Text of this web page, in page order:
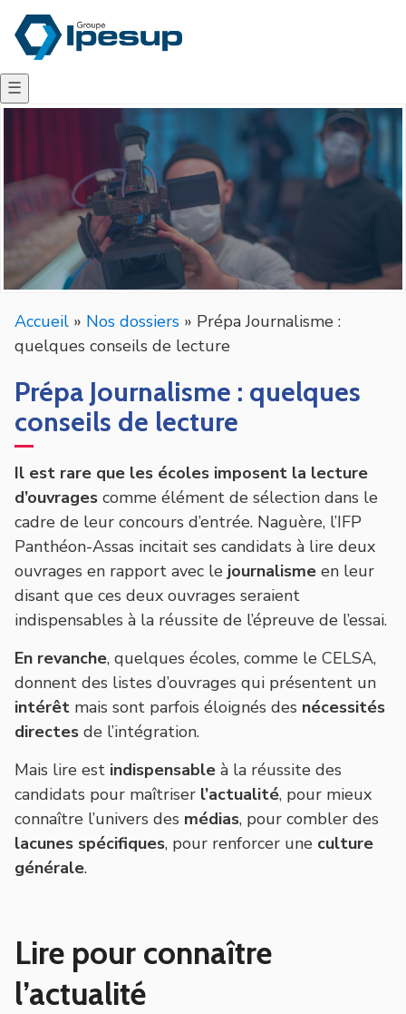
☰
Accueil » Nos dossiers » Prépa Journalisme :
quelques conseils de lecture
Prépa Journalisme : quelques
conseils de lecture
Il est rare que les écoles imposent la lecture
d’ouvrages comme élément de sélection dans le
cadre de leur concours d’entrée. Naguère, l’IFP
Panthéon-Assas incitait ses candidats à lire deux
ouvrages en rapport avec le journalisme en leur
disant que ces deux ouvrages seraient
indispensables à la réussite de l’épreuve de l’essai.
En revanche, quelques écoles, comme le CELSA,
donnent des listes d’ouvrages qui présentent un
intérêt mais sont parfois éloignés des nécessités
directes de l’intégration.
Mais lire est indispensable à la réussite des
candidats pour maîtriser l’actualité, pour mieux
connaître l’univers des médias, pour combler des
lacunes spécifiques, pour renforcer une culture
générale.
Lire pour connaître
l’actualité